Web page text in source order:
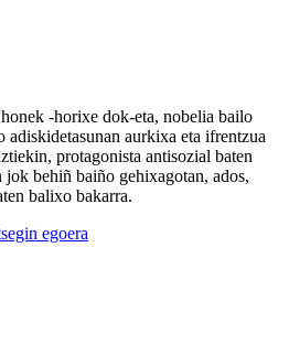
-horixe dok-eta, nobelia bailo
adiskidetasunan aurkixa eta ifrentzua
protagonista antisozial baten
behiñ baiño gehixagotan, ados,
balixo bakarra.
egoera